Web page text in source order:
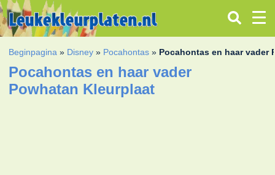
Beginpagina » Disney » Pocahontas » Pocahontas en haar vader
Pocahontas en haar vader
Powhatan Kleurplaat